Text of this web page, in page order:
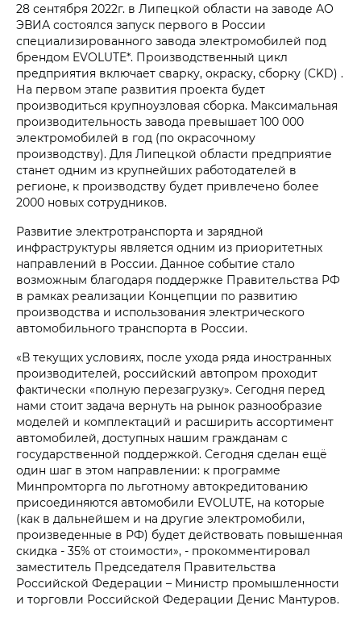
28 сентября 2022г. в Липецкой области на заводе АО
ЭВИА состоялся запуск первого в России
специализированного завода электромобилей под
брендом EVOLUTE*. Производственный цикл
предприятия включает сварку, окраску, сборку (CKD) .
На первом этапе развития проекта будет
производиться крупноузловая сборка. Максимальная
производительность завода превышает 100 000
электромобилей в год (по окрасочному
производству). Для Липецкой области предприятие
станет одним из крупнейших работодателей в
регионе, к производству будет привлечено более
2000 новых сотрудников.
Развитие электротранспорта и зарядной
инфраструктуры является одним из приоритетных
направлений в России. Данное событие стало
возможным благодаря поддержке Правительства РФ
в рамках реализации Концепции по развитию
производства и использования электрического
автомобильного транспорта в России.
«В текущих условиях, после ухода ряда иностранных
производителей, российский автопром проходит
фактически «полную перезагрузку». Сегодня перед
нами стоит задача вернуть на рынок разнообразие
моделей и комплектаций и расширить ассортимент
автомобилей, доступных нашим гражданам с
государственной поддержкой. Сегодня сделан ещё
один шаг в этом направлении: к программе
Минпромторга по льготному автокредитованию
присоединяются автомобили EVOLUTE, на которые
(как в дальнейшем и на другие электромобили,
произведенные в РФ) будет действовать повышенная
скидка - 35% от стоимости», - прокомментировал
заместитель Председателя Правительства
Российской Федерации – Министр промышленности
и торговли Российской Федерации Денис Мантуров.